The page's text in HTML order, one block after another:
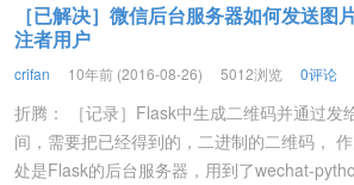
［已解决］微信后台服务器如何发送图
注者用户
crifan 10年前 (2016-08-26) 5012浏览 0评论
折腾： ［记录］Flask中生成二维码并通过发
间，需要把已经得到的，二进制的二维码，
处是Flask的后台服务器，用到了wechat-